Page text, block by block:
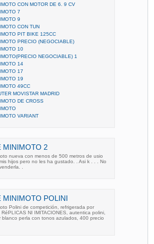
CON MOTOR DE 6. 9 CV
7
9
CON TUN
PIT BIKE 125CC
PRECIO (NEGOCIABLE)
10
NEGOCIABLE) 1
14
17
19
49CC
MOVISTAR MADRID
DE CROSS
VARIANT
MINIMOTO 2
nueva con menos de 500 metros de usio
hijos pero no les ha gustado. . Asi k . . . No
.
MINIMOTO POLINI
Polini de competición, refrigerada por
NI IMITACIONES, autentica polini,
blanco perla con tonos azulados, 400 precio